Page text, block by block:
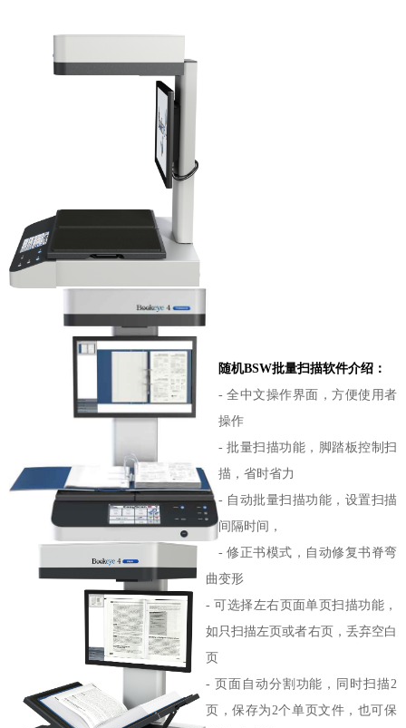
随机BSW批量扫描软件介绍 ：
-全中文操作界面，方便使用者
操作
-批量扫描功能，脚踏板控制扫
描，省时省力
- 自动批量扫描功能，设置扫描
间隔时间，
-修正书模式，自动修复书脊弯
曲变形
-可选择左右页面单页扫描功能，
如只扫描左页或者右页，丢弃空白
页
- 页面自动分割功能，同时扫描2
页，保存为2个单页文件，也可保